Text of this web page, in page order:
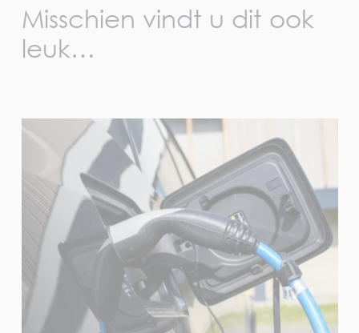
Misschien vindt u dit ook
leuk…